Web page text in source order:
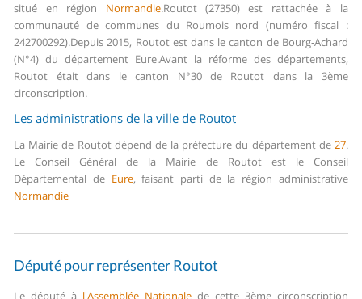
situé en région Normandie.Routot (27350) est rattachée à la
communauté de communes du Roumois nord (numéro fiscal :
242700292).Depuis 2015, Routot est dans le canton de Bourg-Achard
(N°4) du département Eure.Avant la réforme des départements,
Routot était dans le canton N°30 de Routot dans la 3ème
circonscription.
Les administrations de la ville de Routot
La Mairie de Routot dépend de la préfecture du département de 27.
Le Conseil Général de la Mairie de Routot est le Conseil
Départemental de Eure, faisant parti de la région administrative
Normandie
Député pour représenter Routot